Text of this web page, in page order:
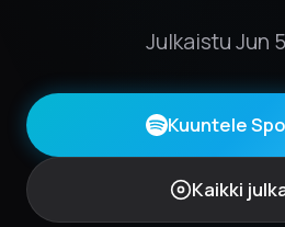
Julkaistu Jun
Kuuntele
Kaikki